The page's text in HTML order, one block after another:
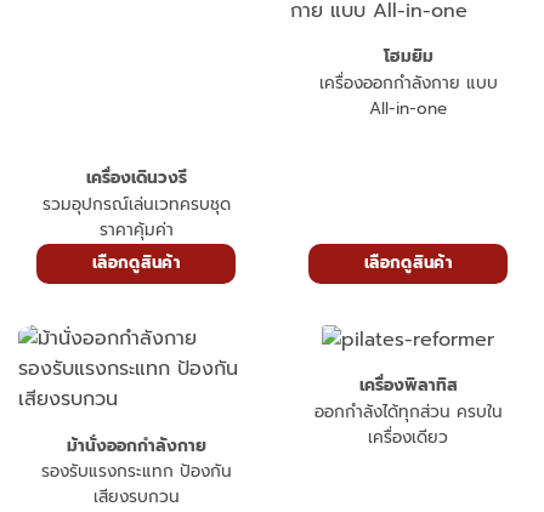
เครื่องเดินวงรี
รวมอุปกรณ์เล่นเวทครบชุด
ราคาคุ้มค่า
เลือกดูสินค้า
โฮมยิม
เครื่องออกกำลังกาย แบบ
All-in-one
เลือกดูสินค้า
ม้านั่งออกกำลังกาย
รองรับแรงกระแทก ป้องกัน
เสียงรบกวน
เครื่องพิลาทิส
ออกกำลังได้ทุกส่วน ครบใน
เครื่องเดียว